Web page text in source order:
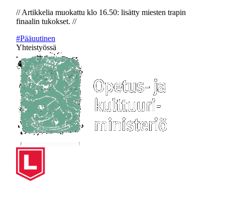
// Artikkelia muokattu klo 16.50: lisätty miesten trapin
finaalin tukokset. //
#Pääuutinen
Yhteistyössä